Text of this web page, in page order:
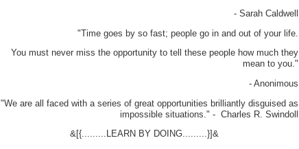
- Sarah Caldwell
"Time goes by so fast; people go in and out of your life.
You must never miss the opportunity to tell these people how much they
mean to you."
- Anonimous
"We are all faced with a series of great opportunities brilliantly disguised as
impossible situations." - Charles R. Swindoll
&[{.........LEARN BY DOING.........}]&